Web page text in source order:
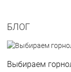
БЛОГ
Выбираем